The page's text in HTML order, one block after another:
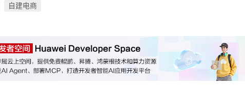
自建电商